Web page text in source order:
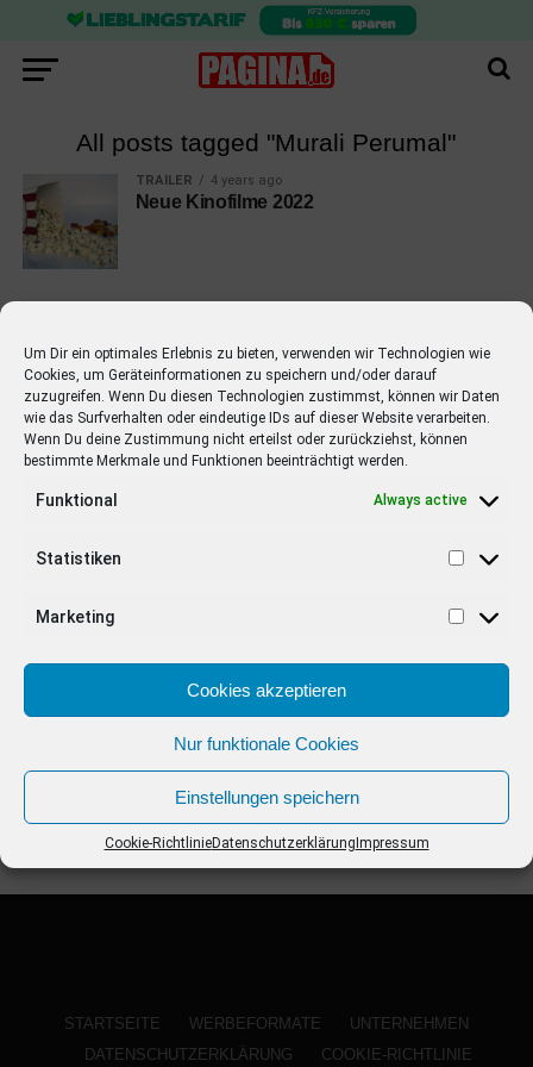
Um Dir ein optimales Erlebnis zu bieten, verwenden wir Technologien wie
Cookies, um Geräteinformationen zu speichern und/oder darauf
zuzugreifen. Wenn Du diesen Technologien zustimmst, können wir Daten
wie das Surfverhalten oder eindeutige IDs auf dieser Website verarbeiten.
Wenn Du deine Zustimmung nicht erteilst oder zurückziehst, können
bestimmte Merkmale und Funktionen beeinträchtigt werden.
Funktional Always active
Statistiken
Marketing
Cookies akzeptieren
Nur funktionale Cookies
Einstellungen speichern
Cookie-RichtlinieDatenschutzerklärung Impressum
All posts tagged "Murali Perumal"
TRAILER 4 years ago
Neue Kinofilme 2022
EMPFOHLEN
STARS 4 years ago
Barbara Schöneberger Moderatorin
von “Verstehen Sie Spaß?”
STARTSEITE WERBEFORMATE
UNTERNEHMEN
DATENSCHUTZERKLÄRUNG
COOKIE-RICHTLINIE